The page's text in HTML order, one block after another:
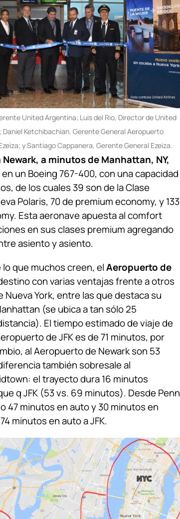
United Argentina; Luis del Rio, Director de United
Daniel Ketchibachian. Gerente General Aeropuerto
y Santiago Cappanera, Gerente General Ezeiza.
a minutos de Manhattan, NY,
en un Boeing 767-400, con una capacidad
de los cuales 39 son de la Clase
Polaris, 70 de premium economy, y 133
Esta aeronave apuesta al comfort
en sus clases premium agregando
asiento y asiento.
que muchos creen, elAeropuerto de
con varias ventajas frente a otros
York, entre las que destaca su
(se ubica a tan sólo 25
El tiempo estimado de viaje de
de JFK es de 71 minutos, por
al Aeropuerto de Newark son 53
también sobresale al
el trayecto dura 16 minutos
q JFK (53 vs. 69 minutos). Desde Penn
47 minutos en auto y 30 minutos en
minutos en auto a JFK.